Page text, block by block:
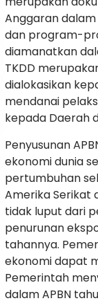
Anggaran
dan program-
diamanatkan
TKDD
dialokasikan
mendanai
kepada Daerah
Penyusunan
ekonomi dunia
pertumbuhan
Amerika Serikat
tidak luput dari
penurunan
tahannya.
ekonomi dapat
Pemerintah
dalam APBN